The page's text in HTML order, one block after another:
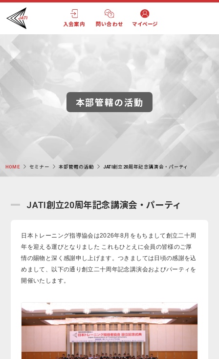
入会案内 問い合わせ マイページ
本部管轄の活動
HOME セミナー 本部管轄の活動 JATI創立20周年記念講演会・パーティ
JATI創立20周年記念講演会・パーティ
日本トレーニング指導協会は2026年8月をもちまして創立二十周
年を迎える運びとなりました これもひとえに会員の皆様のご厚
情の賜物と深く感謝申し上げます。つきましては日頃の感謝を込
めまして、以下の通り創立二十周年記念講演会およびパーティを
開催いたします。